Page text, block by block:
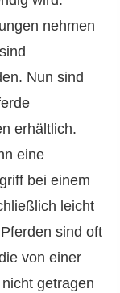
nehmen
Nun sind
erhältlich.
eine
bei einem
leicht
sind oft
von einer
getragen